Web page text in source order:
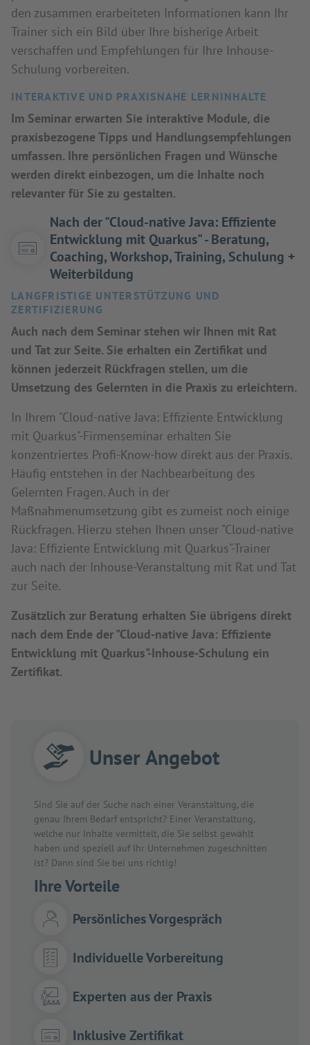
den zusammen erarbeiteten Informationen kann Ihr
Trainer sich ein Bild über Ihre bisherige Arbeit
verschaffen und Empfehlungen für Ihre Inhouse-
Schulung vorbereiten.
INTERAKTIVE UND PRAXISNAHE LERNINHALTE
Im Seminar erwarten Sie interaktive Module, die
praxisbezogene Tipps und Handlungsempfehlungen
umfassen. Ihre persönlichen Fragen und Wünsche
werden direkt einbezogen, um die Inhalte noch
relevanter für Sie zu gestalten.
Nach der "Cloud-native Java: Effiziente
Entwicklung mit Quarkus" - Beratung,
Coaching, Workshop, Training, Schulung +
Weiterbildung
LANGFRISTIGE UNTERSTÜTZUNG UND
ZERTIFIZIERUNG
Auch nach dem Seminar stehen wir Ihnen mit Rat
und Tat zur Seite. Sie erhalten ein Zertifikat und
können jederzeit Rückfragen stellen, um die
Umsetzung des Gelernten in die Praxis zu erleichtern.
In Ihrem "Cloud-native Java: Effiziente Entwicklung
mit Quarkus"-Firmenseminar erhalten Sie
konzentriertes Profi-Know-how direkt aus der Praxis.
Häufig entstehen in der Nachbearbeitung des
Gelernten Fragen. Auch in der
Maßnahmenumsetzung gibt es zumeist noch einige
Rückfragen. Hierzu stehen Ihnen unser "Cloud-native
Java: Effiziente Entwicklung mit Quarkus"-Trainer
auch nach der Inhouse-Veranstaltung mit Rat und Tat
zur Seite.
Zusätzlich zur Beratung erhalten Sie übrigens direkt
nach dem Ende der "Cloud-native Java: Effiziente
Entwicklung mit Quarkus"-Inhouse-Schulung ein
Zertifikat.
Unser Angebot
Sind Sie auf der Suche nach einer Veranstaltung, die
genau Ihrem Bedarf entspricht? Einer Veranstaltung,
welche nur Inhalte vermittelt, die Sie selbst gewählt
haben und speziell auf Ihr Unternehmen zugeschnitten
ist? Dann sind Sie bei uns richtig!
Ihre Vorteile
Persönliches Vorgespräch
Individuelle Vorbereitung
Experten aus der Praxis
Inklusive Zertifikat